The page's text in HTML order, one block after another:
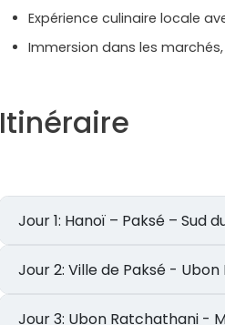
Expérience culinaire locale
Immersion dans les
Itinéraire
Jour 1: Hanoï –
Jour 2: Ville de Paksé -
Jour 3: Ubon